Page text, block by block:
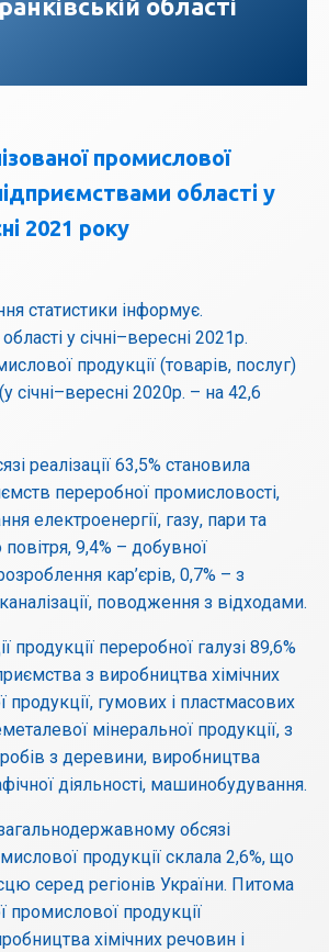
області
промислової
області у
2021 року
статистики інформує.
у січні–вересні 2021р.
продукції (товарів, послуг)
січні–вересні 2020р. – на 42,6
реалізації 63,5% становила
переробної промисловості,
електроенергії, газу, пари та
9,4% – добувної
кар’єрів, 0,7% – з
поводження з відходами.
продукції переробної галузі 89,6%
з виробництва хімічних
продукції, гумових і пластмасових
мінеральної продукції, з
з деревини, виробництва
діяльності, машинобудування.
обсязі
продукції склала 2,6%, що
серед регіонів України. Питома
промислової продукції
хімічних речовин і